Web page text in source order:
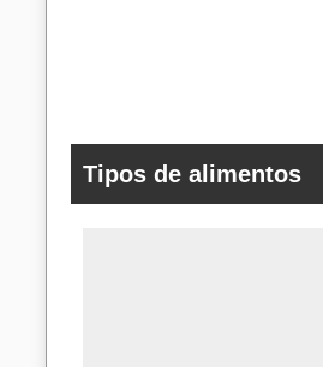
Tipos de alimentos